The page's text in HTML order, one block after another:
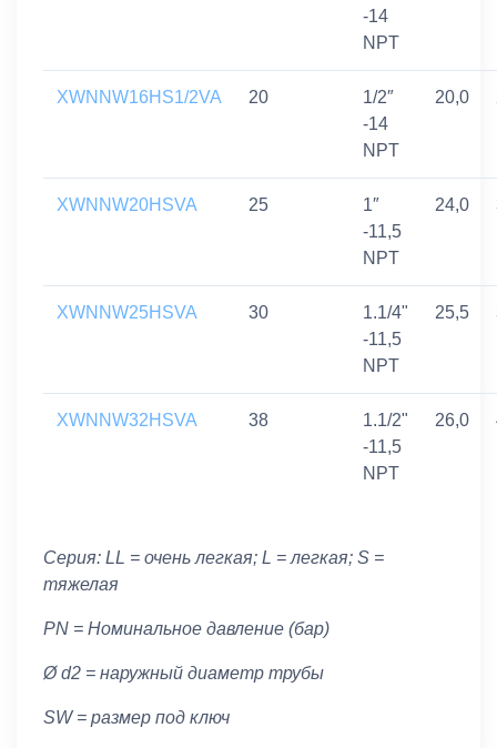
-14
NPT
XWNNW16HS1/2VA 20
1/2″
-14
NPT
20,0
XWNNW20HSVA 25
1″
-11,5
NPT
24,0
XWNNW25HSVA 30
1.1/4"
-11,5
NPT
25,5
XWNNW32HSVA 38
1.1/2"
-11,5
NPT
26,0
Серия: LL = очень легкая; L = легкая; S =
тяжелая
PN = Номинальное давление (бар)
Ø d2 = наружный диаметр трубы
SW = размер под ключ